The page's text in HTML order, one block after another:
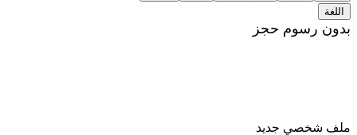
اللغة
بدون رسوم حجز
ملف شخصي جديد